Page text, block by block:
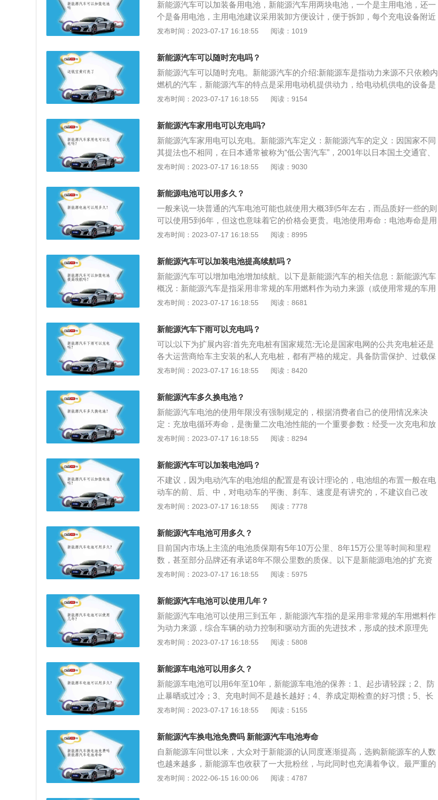
麻烦。新能源汽车电池的保养：1、新能源汽车起步时要轻踩：汽车在起步时使
用地板油会导致汽车电池在短时间内大量放电，产生硫酸铅结晶，对于汽车电池
的使用寿命也有很大的影响。2、防止汽车电池暴晒：新能源汽车的重要部件就
下，会让汽车电池加速老化，减少使用寿命，同时也要避免在低温环境下行驶，
容易出现续航能力低的现象。3、充电时间不是越长越好：新能源汽车在充电时
避免出现长时间充电的现象，同时也不要过度的放电，这几种电池的使用方式都
新能源汽车可以加装备用电池，新能源汽车用两块电池，一个是主用电池，还一
个是备用电池，主用电池建议采用装卸方便设计，便于拆卸，每个充电设备附近
设有电池检测和修复包括充电。电池采用共享电池运行，这样电动汽车充电将会
长缓冲时间。新能源车是指采用非常规的车用燃料作为动力来源（或使用常规的
车用燃料、采用新型车载动力装置），综合车辆的动力控制和驱动方面的先进技
术，形成的技术原理先进、具有新技术、新结构的汽车。新能源车包括四大类
型：混合动力电动汽车（HEV）、纯电动汽车（BEV，包括太阳能汽车）、燃料
电池电动汽车（FCEV）、其他新能源（如超级电容器、飞轮等高效储能器）汽
发布时间：2023-07-17 16:18:55 阅读：1019
新能源汽车可以随时充电吗？
新能源汽车可以随时充电。新能源汽车的介绍:新能源车是指动力来源不只依赖内
燃机的汽车，新能源汽车的特点是采用电动机提供动力，给电动机供电的设备是
电池，给电池充电的方式是内置发电机、外接充电口、太阳能、化学能、核能，
车的重要组成部分，分为电池模组、电池管理系统、热管理系统、电气及机械系
统。新能源汽车正确充电方式:恒流充电法，阶段充电法，恒压充电法，快速充电
法。
发布时间：2023-07-17 16:18:55 阅读：9154
新能源汽车家用电可以充电吗?
新能源汽车家用电可以充电。新能源汽车定义：新能源汽车的定义：因国家不同
其提法也不相同，在日本通常被称为“低公害汽车”，2001年以日本国土交通官、
环境省和经济产业省制定了“低公害车开发普及行动计划”。该计划所指的低公害
燃料的汽车、排污和燃效限制标准最严格的清洁汽油汽车。新能源汽车发展现
展国际论坛上表示，“认为中国新能源汽车产业发展仍然处于逆水行舟、不进则退
的关键阶段”。首先，近期频发的自燃事故无疑为新能源汽车产业泼了一瓢冷
水。“新能源汽车作为新兴领域，存在理论和技术上的不过关。”业内人士说，据
发布时间：2023-07-17 16:18:55 阅读：9030
新能源电池可以用多久？
一般来说一块普通的汽车电池可能也就使用大概3到5年左右，而品质好一些的则
可以使用5到6年，但这也意味着它的价格会更贵。电池使用寿命：电池寿命是用
充放电次数来衡量的！不是简单的用时间！现在高性能的锂电池充放电次数能到
车电池会这么贵主要是因为厂商们在研发电池的时候投入了巨量的金钱和成本，
所以这个是为什么电池如此昂贵的原因。但如果新能源车的电池技术不能够再次
取得突破那么正在观望的消费者肯定不会选择它。
发布时间：2023-07-17 16:18:55 阅读：8995
新能源汽车可以加装电池提高续航吗？
新能源汽车可以增加电池增加续航。以下是新能源汽车的相关信息：新能源汽车
概况：新能源汽车是指采用非常规的车用燃料作为动力来源（或使用常规的车用
燃料、采用新型车载动力装置），综合车辆的动力控制和驱动方面的先进技术，
纯电动汽车、增程式电动汽车、混合动力汽车、燃料电池汽车、氢发动机汽车
发布时间：2023-07-17 16:18:55 阅读：8681
新能源汽车下雨可以充电吗？
可以;以下为扩展内容:首先充电桩有国家规范:无论是国家电网的公共充电桩还是
各大运营商给车主安装的私人充电桩，都有严格的规定。具备防雷保护、过载保
护、短路保护和漏电保护。符合国家标准的充电桩，外壳会采用绝缘的材料，防
防漏电的装置，一旦发生漏电会及时跳闸断电。比如星星充电的电桩检测到0.1s
内有超过300mA的电漏出，就会自动跳闸，切断电源。建议:如果条件允许还是尽
量选择晴天充电。因为充电桩安全，但电动汽车为金属，下雨天情况复杂，如遇
雷暴天气，雨天充电还是存在一定的隐患。
发布时间：2023-07-17 16:18:55 阅读：8420
新能源汽车多久换电池？
新能源汽车电池的使用年限没有强制规定的，根据消费者自己的使用情况来决
定：充放电循环寿命，是衡量二次电池性能的一个重要参数：经受一次充电和放
电，称为一次循环(或一个周期)。在一定的充放电制度下，电池容量降至某一规
循环寿命越长，电池的性能越好。在目前常用的二次电池中，镉镍电池的充放电
电池很短，约100次左右。湿搁置使用寿命，也是衡量二次电池性能的重要参数
之一：是指电池加入了电解液后开始进行充放电循环直至充放电循环寿命终止的
时间(包括充放电循环过程中电池处于放电态湿搁置的时间)。湿搁置使用寿命越
酸电池3～5年，锂离子电池5～8年，锌银电池最短，只有1年左右。
发布时间：2023-07-17 16:18:55 阅读：8294
新能源汽车可以加装电池吗？
不建议，因为电动汽车的电池组的配置是有设计理论的，电池组的布置一般在电
动车的前、后、中，对电动车的平衡、刹车、速度是有讲究的，不建议自己改
动，何况控制器也是匹配的。1、车辆是换包配置的：如果车辆在设计之初，就
2、通过叠加电池包的方式实现电量的增加：这种提升续航的方式，就是在现有
在电池包外部进行并联增加，从原理上来说，是可以实现的，但是从技术角度来
说，存在一定的技术难点和风险。
发布时间：2023-07-17 16:18:55 阅读：7778
新能源汽车电池可用多久？
目前国内市场上主流的电池质保期有5年10万公里、8年15万公里等时间和里程
数，甚至部分品牌还有承诺8年不限公里数的质保。以下是新能源电池的扩充资
料：1.按一天一充，电池充满防电3000-4000次计算，基本可满足8-10年的使用
部联合，2016年的时候也出了个政策，规定要求乘用车生产厂家的电池、电机这
些核心部件提供8年或者12万公里以上的质保。
发布时间：2023-07-17 16:18:55 阅读：5975
新能源汽车电池可以使用几年？
新能源汽车电池可以使用三到五年，新能源汽车指的是采用非常规的车用燃料作
为动力来源，综合车辆的动力控制和驱动方面的先进技术，形成的技术原理先
进、具有新技术、新结构的汽车。新能源汽车续航低的原因：1、低温环境下电
极、隔膜之间的相容性变差；3、低温环境下锂离子电池的负极析出锂严重；4、
发布时间：2023-07-17 16:18:55 阅读：5808
新能源车电池可以用多久？
新能源车电池可以用6年至10年，新能源车电池的保养：1、起步请轻踩；2、防
止暴晒或过冷；3、充电时间不是越长越好；4、养成定期检查的好习惯；5、长
时间停放也要充好电；6、保持正常的胎压。新能源汽车是指采用非常规的车用
动力控制和驱动方面的先进技术，形成的技术原理先进、具有新技术、新结构的
汽车，新能源汽车包括四大类型混合动力电动汽车、纯电动汽车、燃料电池电动
汽车、其他新能源汽车。
发布时间：2023-07-17 16:18:55 阅读：5155
新能源汽车换电池免费吗 新能源汽车电池寿命
自新能源车问世以来，大众对于新能源的认同度逐渐提高，选购新能源车的人数
也越来越多，新能源车也收获了一大批粉丝，与此同时也充满着争议。最严重的
便是关于蓄电池的使用寿命。新能源汽车换电池免费吗保质期内是免费的。而中
发布时间：2022-06-15 16:00:06 阅读：4787